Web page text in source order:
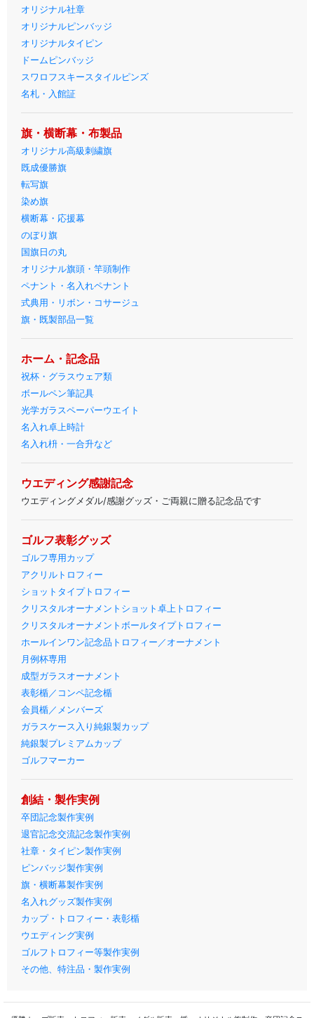
オリジナル社章
オリジナルピンバッジ
オリジナルタイピン
ドームピンバッジ
スワロフスキースタイルピンズ
名札・入館証
旗・横断幕・布製品
オリジナル高級刺繍旗
既成優勝旗
転写旗
染め旗
横断幕・応援幕
のぼり旗
国旗日の丸
オリジナル旗頭・竿頭制作
ペナント・名入れペナント
式典用・リボン・コサージュ
旗・既製部品一覧
ホーム・記念品
祝杯・グラスウェア類
ボールペン筆記具
光学ガラスペーパーウエイト
名入れ卓上時計
名入れ枡・一合升など
ウエディング感謝記念
ウエディングメダル/感謝グッズ・ご両親に贈る記念品です
ゴルフ表彰グッズ
ゴルフ専用カップ
アクリルトロフィー
ショットタイプトロフィー
クリスタルオーナメントショット卓上トロフィー
クリスタルオーナメントボールタイプトロフィー
ホールインワン記念品トロフィー／オーナメント
月例杯専用
成型ガラスオーナメント
表彰楯／コンペ記念楯
会員楯／メンバーズ
ガラスケース入り純銀製カップ
純銀製プレミアムカップ
ゴルフマーカー
創結・製作実例
卒団記念製作実例
退官記念交流記念製作実例
社章・タイピン製作実例
ピンバッジ製作実例
旗・横断幕製作実例
名入れグッズ製作実例
カップ・トロフィー・表彰楯
ウエディング実例
ゴルフトロフィー等製作実例
その他、特注品・製作実例